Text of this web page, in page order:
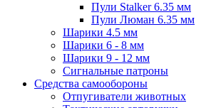
Пули Stalker 6.35 мм
Пули Люман 6.35 мм
Шарики 4.5 мм
Шарики 6 - 8 мм
Шарики 9 - 12 мм
Сигнальные патроны
Средства самообороны
Отпугиватели животных